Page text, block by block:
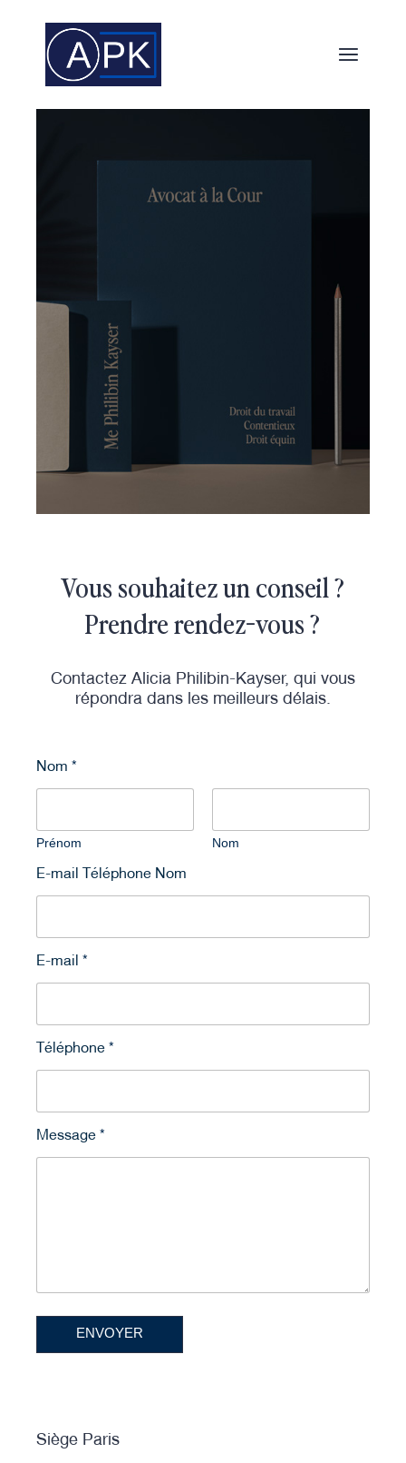
Vous souhaitez un conseil ?
Prendre rendez-vous ?
Contactez Alicia Philibin-Kayser, qui vous
répondra dans les meilleurs délais.
Nom*
Prénom Nom
E-mail Téléphone Nom
E-mail*
Téléphone*
Message*
ENVOYER
Siège Paris